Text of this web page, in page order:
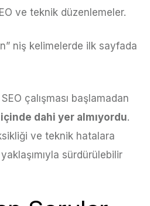
ve teknik düzenlemeler.
niş kelimelerde ilk sayfada
çalışması başlamadan
dahi yer almıyordu.
ve teknik hatalara
sürdürülebilir